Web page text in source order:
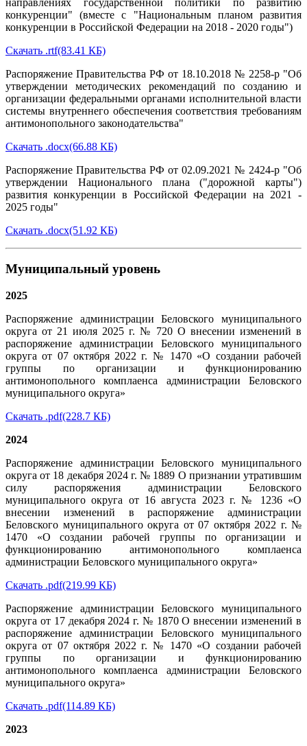
конкуренции" (вместе с "Национальным планом развития
конкуренции в Российской Федерации на 2018 - 2020 годы")
Скачать .rtf(83.41 КБ)
Распоряжение Правительства РФ от 18.10.2018 № 2258-р "Об
утверждении методических рекомендаций по созданию и
организации федеральными органами исполнительной власти
системы внутреннего обеспечения соответствия требованиям
антимонопольного законодательства"
Скачать .docx(66.88 КБ)
Распоряжение Правительства РФ от 02.09.2021 № 2424-р "Об
утверждении Национального плана ("дорожной карты")
развития конкуренции в Российской Федерации на 2021 -
2025 годы"
Скачать .docx(51.92 КБ)
Муниципальный уровень
2025
Распоряжение администрации Беловского муниципального
округа от 21 июля 2025 г. № 720 О внесении изменений в
распоряжение администрации Беловского муниципального
округа от 07 октября 2022 г. № 1470 «О создании рабочей
группы по организации и функционированию
антимонопольного комплаенса администрации Беловского
муниципального округа»
Скачать .pdf(228.7 КБ)
2024
Распоряжение администрации Беловского муниципального
округа от 18 декабря 2024 г. № 1889 О признании утратившим
силу распоряжения администрации Беловского
муниципального округа от 16 августа 2023 г. № 1236 «О
внесении изменений в распоряжение администрации
Беловского муниципального округа от 07 октября 2022 г. №
1470 «О создании рабочей группы по организации и
функционированию антимонопольного комплаенса
администрации Беловского муниципального округа»
Скачать .pdf(219.99 КБ)
Распоряжение администрации Беловского муниципального
округа от 17 декабря 2024 г. № 1870 О внесении изменений в
распоряжение администрации Беловского муниципального
округа от 07 октября 2022 г. № 1470 «О создании рабочей
группы по организации и функционированию
антимонопольного комплаенса администрации Беловского
муниципального округа»
Скачать .pdf(114.89 КБ)
2023